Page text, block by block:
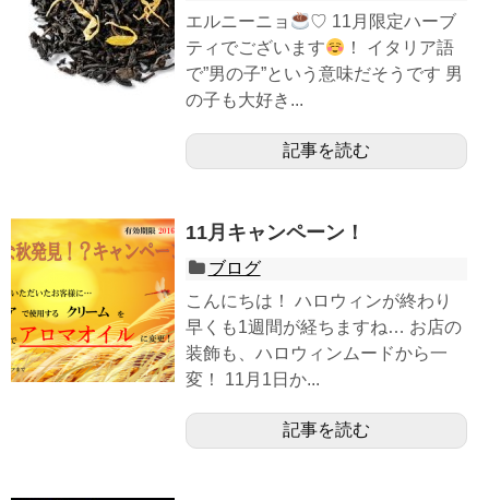
エルニーニョ
♡ 11月限定ハーブ
ティでございます
！ イタリア語
で”男の子”という意味だそうです 男
の子も大好き...
記事を読む
11月キャンペーン！
ブログ
こんにちは！ ハロウィンが終わり
早くも1週間が経ちますね… お店の
装飾も、ハロウィンムードから一
変！ 11月1日か...
記事を読む